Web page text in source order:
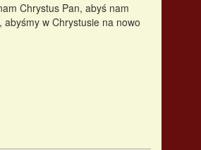
Chrystus Pan, abyś nam
abyśmy w Chrystusie na nowo